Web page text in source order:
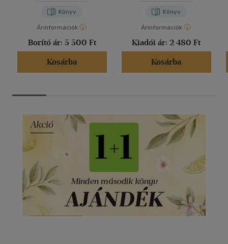
Könyv
Árinformációk
Borító ár: 5 500 Ft
Kosárba
Könyv
Árinformációk
Kiadói ár: 2 480 Ft
Kosárba